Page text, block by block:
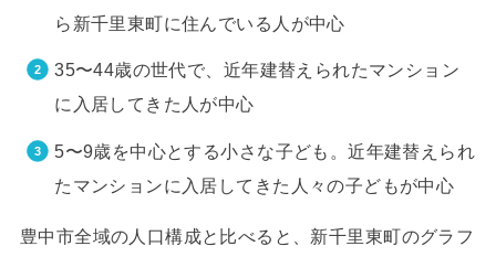
ら新千里東町に住んでいる人が中心
35〜44歳の世代で、近年建替えられたマンション
に入居してきた人が中心
5〜9歳を中心とする小さな子ども。近年建替えられ
たマンションに入居してきた人々の子どもが中心
豊中市全域の人口構成と比べると、新千里東町のグラフ